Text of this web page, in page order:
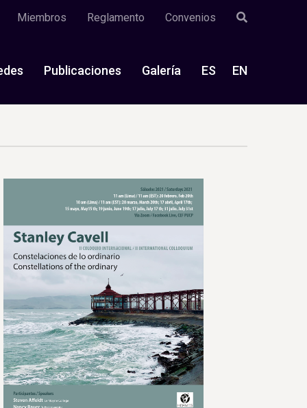
Miembros Reglamento Convenios
Publicaciones Galería ES EN